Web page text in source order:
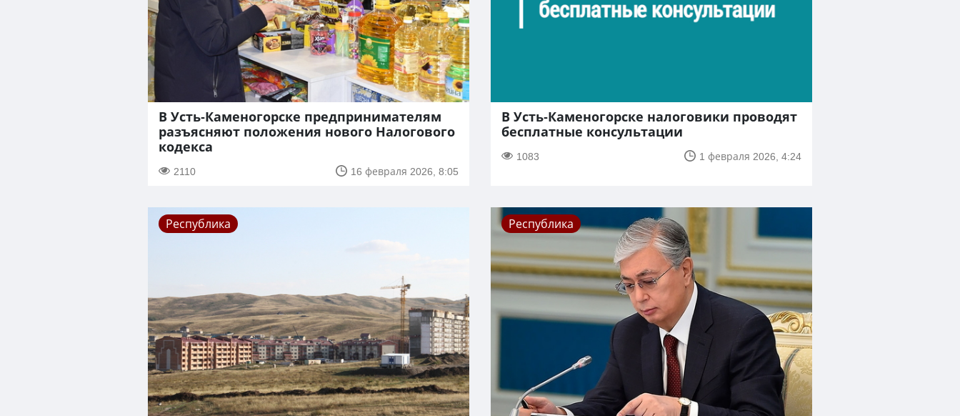
В Усть-Каменогорске предпринимателям
разъясняют положения нового Налогового
кодекса
2110 16 февраля 2026, 8:05
В Усть-Каменогорске налоговики проводят
бесплатные консультации
1083 1 февраля 2026, 4:24
Республика Республика